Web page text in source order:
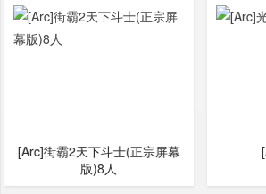
[Arc]街霸2天下斗士(正宗屏幕
版)8人